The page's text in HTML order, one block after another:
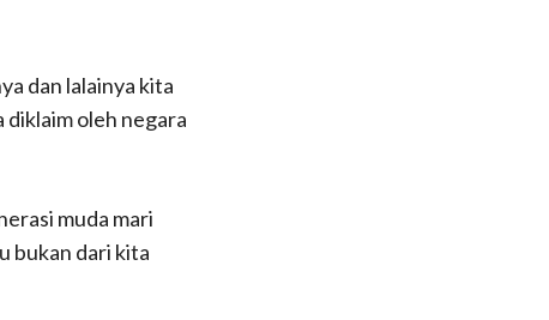
dan lalainya kita
diklaim oleh negara
muda mari
bukan dari kita